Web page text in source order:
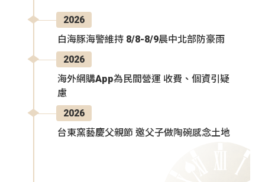
2026
白海豚海警維持 8/8-8/9晨中北部防豪雨
2026
海外網購App為民間營運 收費、個資引疑
慮
2026
台東窯藝慶父親節 邀父子做陶碗感念土地